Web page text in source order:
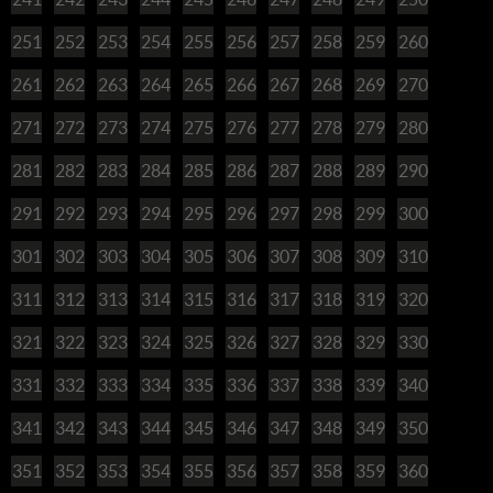
251 252 253 254 255 256 257 258 259 260
261 262 263 264 265 266 267 268 269 270
271 272 273 274 275 276 277 278 279 280
281 282 283 284 285 286 287 288 289 290
291 292 293 294 295 296 297 298 299 300
301 302 303 304 305 306 307 308 309 310
311 312 313 314 315 316 317 318 319 320
321 322 323 324 325 326 327 328 329 330
331 332 333 334 335 336 337 338 339 340
341 342 343 344 345 346 347 348 349 350
351 352 353 354 355 356 357 358 359 360